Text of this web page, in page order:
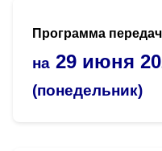
Программа
на 29 июня
(понедельник)